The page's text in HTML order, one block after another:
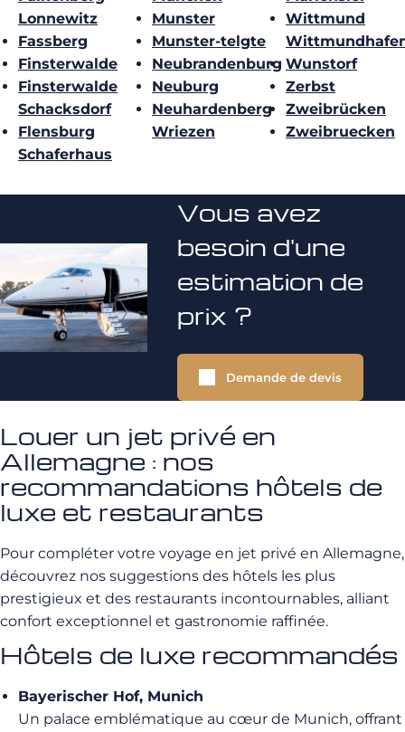
Lonnewitz
Fassberg
Finsterwalde
Finsterwalde
Schacksdorf
Flensburg
Schaferhaus
Munster
Munster-telgte
Neubrandenburg
Neuburg
Neuhardenberg
Wriezen
Wittmund
Wunstorf
Zerbst
Zweibrücken
Zweibruecken
Vous avez
besoin d'une
estimation de
prix ?
Demande de devis
Louer un jet privé en
Allemagne : nos
recommandations hôtels de
luxe et restaurants
Pour compléter votre voyage en jet privé en Allemagne,
découvrez nos suggestions des hôtels les plus
prestigieux et des restaurants incontournables, alliant
confort exceptionnel et gastronomie raffinée.
Hôtels de luxe recommandés
Bayerischer Hof, Munich
Un palace emblématique au cœur de Munich, offrant